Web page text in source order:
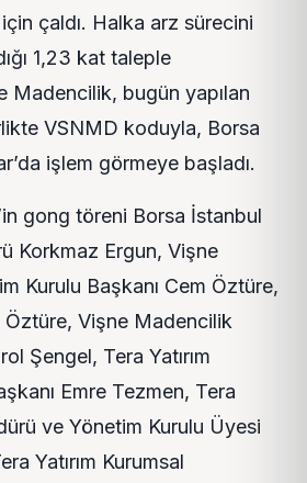
çaldı. Halka arz sürecini
1,23 kat taleple
Madencilik, bugün yapılan
VSNMD koduyla, Borsa
işlem görmeye başladı.
gong töreni Borsa İstanbul
Korkmaz Ergun, Vişne
Kurulu Başkanı Cem Öztüre,
Vişne Madencilik
Şengel, Tera Yatırım
Emre Tezmen, Tera
ve Yönetim Kurulu Üyesi
Yatırım Kurumsal